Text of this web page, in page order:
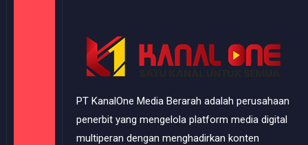
PT KanalOne Media Berarah adalah perusahaan
penerbit yang mengelola platform media digital
multiperan dengan menghadirkan konten